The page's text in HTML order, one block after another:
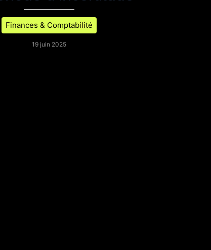
Finances & Comptabilité
19 juin 2025